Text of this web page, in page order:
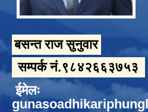
बसन्त राज सुनुवार
सम्पर्क नं.९८४२६६३७५३
ईमेलः